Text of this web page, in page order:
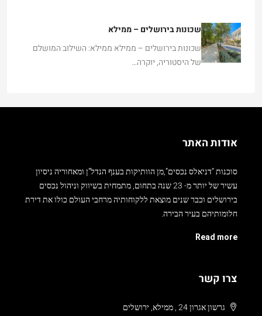
שכונות בירושלים – ממילא
שכונות בירושלים – ממילא ממילא: השילוב המושלם
של היסטוריה, יוקרה…
אודות האתר
סוכנות “דניאלס נכסים”,מן הוותיקות בענף הנדל”ן ומאחוריה ניסיון
עשיר של יותר מ- 23 שנה בתחום, מתמחית בשיווק וניהול נכסים
בירושלים וכבר שנים מוצאת ללקוחותיה מרחבי העולם כולו את דירת
חלומותיהם בעיר הבירה.
Read more
צרו קשר
גרשון אגרון 24 , ממילא, ירושלים